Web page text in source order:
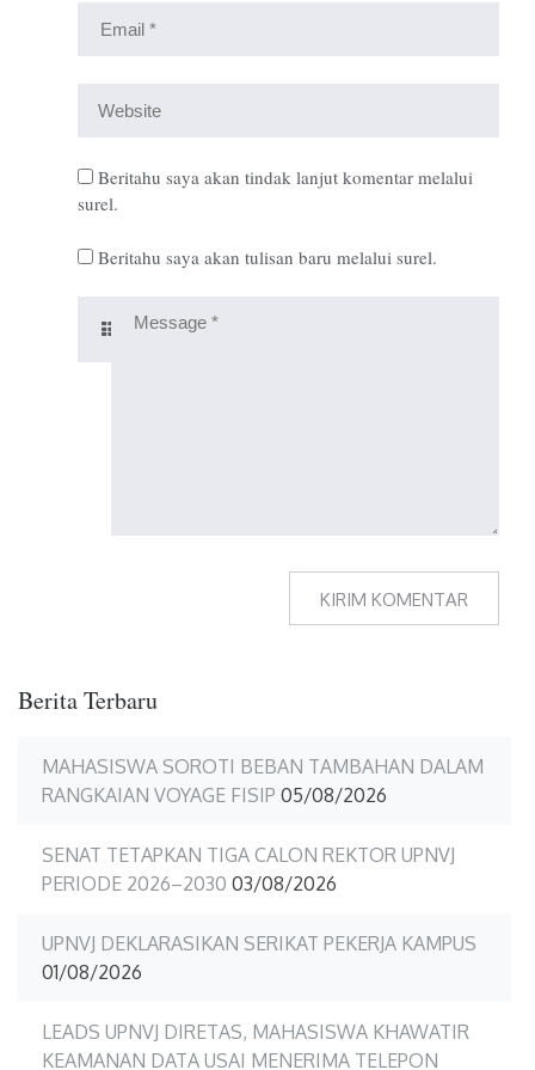
Beritahu saya akan tindak lanjut komentar melalui
surel.
Beritahu saya akan tulisan baru melalui surel.
Berita Terbaru
MAHASISWA SOROTI BEBAN TAMBAHAN DALAM
RANGKAIAN VOYAGE FISIP 05/08/2026
SENAT TETAPKAN TIGA CALON REKTOR UPNVJ
PERIODE 2026–2030 03/08/2026
UPNVJ DEKLARASIKAN SERIKAT PEKERJA KAMPUS
01/08/2026
LEADS UPNVJ DIRETAS, MAHASISWA KHAWATIR
KEAMANAN DATA USAI MENERIMA TELEPON